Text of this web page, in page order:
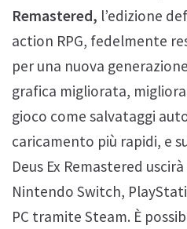
Remastered, l’edizione
action RPG, fedelmente
per una nuova
grafica migliorata,
gioco come salvataggi
caricamento più rapidi, e
Deus Ex Remastered
Nintendo Switch,
PC tramite Steam. È